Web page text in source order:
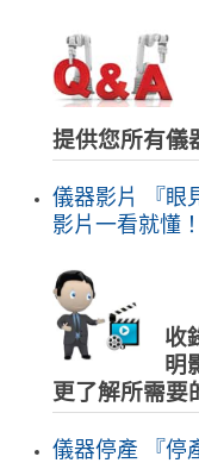
提供您所有儀
儀器影片 『眼
影片一看就懂！
收
明
更了解所需要
儀器停產 『停